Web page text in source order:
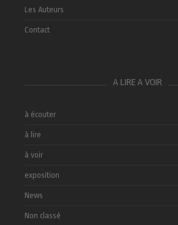
Les Auteurs
Contact
A LIRE A VOIR
à écouter
à lire
à voir
exposition
News
Non classé